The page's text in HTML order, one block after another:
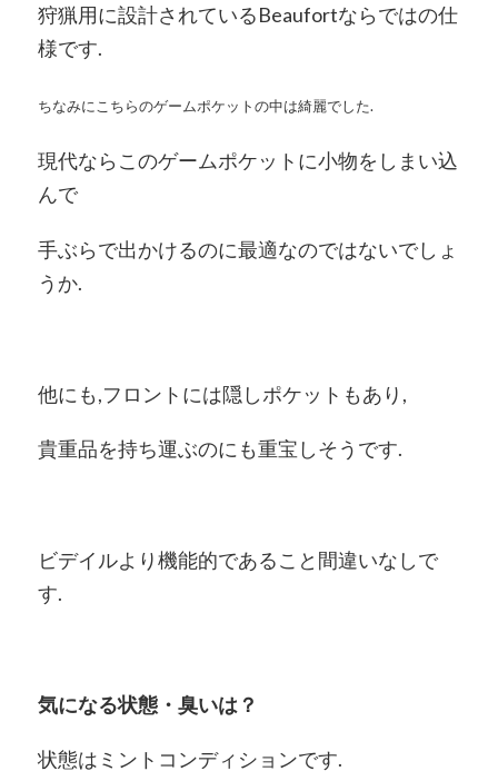
狩猟用に設計されているBeaufortならではの仕
様です.
ちなみにこちらのゲームポケットの中は綺麗でした.
現代ならこのゲームポケットに小物をしまい込
んで
手ぶらで出かけるのに最適なのではないでしょ
うか.
他にも,フロントには隠しポケットもあり,
貴重品を持ち運ぶのにも重宝しそうです.
ビデイルより機能的であること間違いなしで
す.
気になる状態・臭いは？
状態はミントコンディションです.